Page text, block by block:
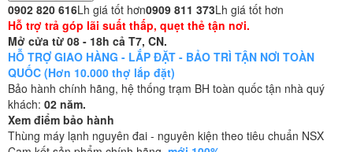
0902 820 616Lh giá tốt hơn0909 811 373Lh giá tốt hơn
Hỗ trợ trả góp lãi suất thấp, quẹt thẻ tận nơi.
Mở cửa từ 08 - 18h cả T7, CN.
HỖ TRỢ GIAO HÀNG - LẮP ĐẶT - BẢO TRÌ TẬN NƠI TOÀN
QUỐC (Hơn 10.000 thợ lắp đặt)
Bảo hành chính hãng, hệ thống trạm BH toàn quốc tận nhà quý
khách: 02 năm.
Xem điểm bảo hành
Thùng máy lạnh nguyên đai - nguyên kiện theo tiêu chuẩn NSX